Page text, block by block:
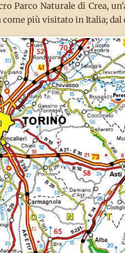
Parco Naturale di Crea,
più visitato in Italia;